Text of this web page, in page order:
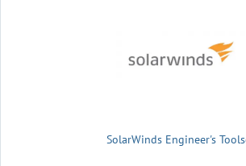
SolarWinds Engineer's